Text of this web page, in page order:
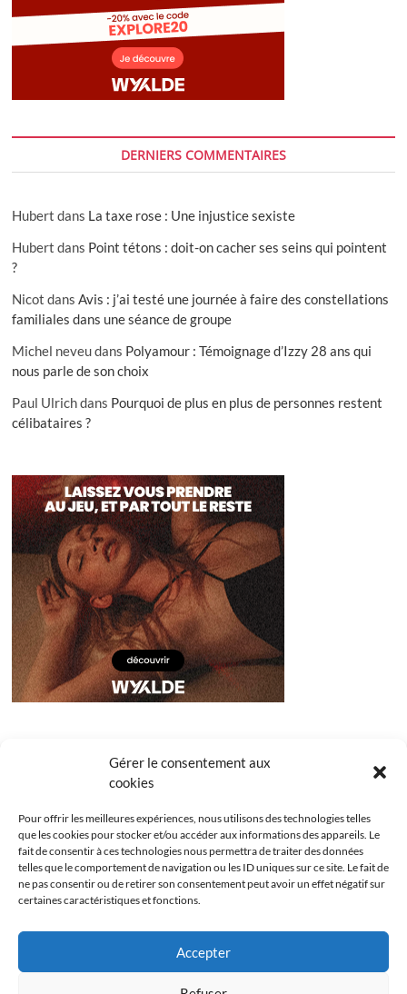
Gérer le consentement aux
cookies
Pour offrir les meilleures expériences, nous utilisons des technologies telles
que les cookies pour stocker et/ou accéder aux informations des appareils. Le
fait de consentir à ces technologies nous permettra de traiter des données
telles que le comportement de navigation ou les ID uniques sur ce site. Le fait de
ne pas consentir ou de retirer son consentement peut avoir un effet négatif sur
certaines caractéristiques et fonctions.
Accepter
DERNIERS COMMENTAIRES
Hubert dans La taxe rose : Une injustice sexiste
Hubert dans Point tétons : doit-on cacher ses seins qui pointent
?
Nicot dansAvis : j’ai testé une journée à faire des constellations
familiales dans une séance de groupe
Michel neveudans Polyamour : Témoignage d’Izzy 28 ans qui
nous parle de son choix
Paul Ulrichdans Pourquoi de plus en plus de personnes restent
célibataires ?